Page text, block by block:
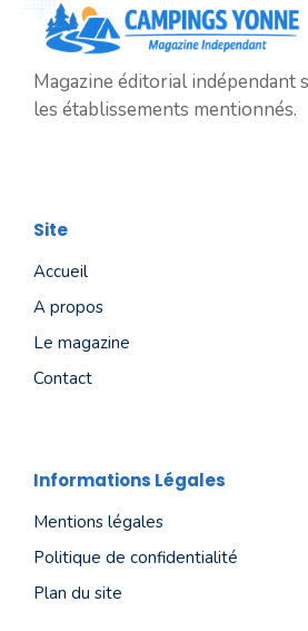
Magazine éditorial indépendant
les établissements mentionnés.
Site
Accueil
A propos
Le magazine
Contact
Informations Légales
Mentions légales
Politique de confidentialité
Plan du site